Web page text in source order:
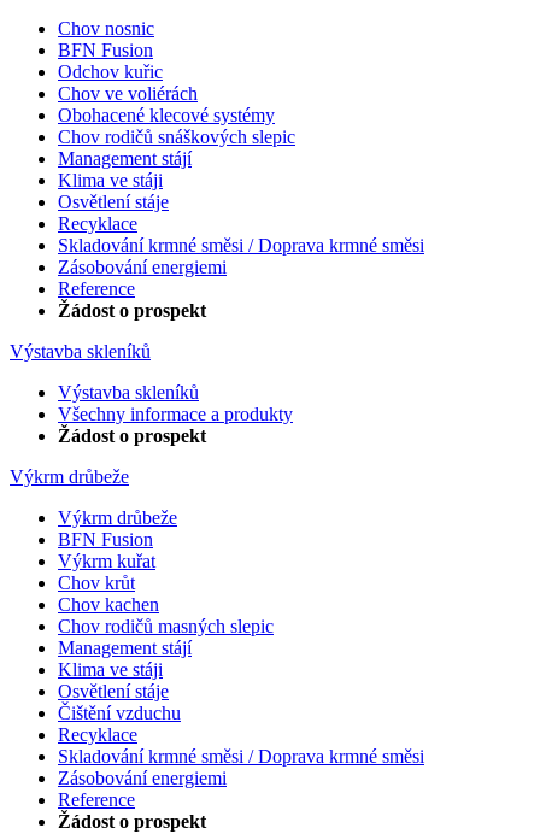
Chov nosnic
BFN Fusion
Odchov kuřic
Chov ve voliérách
Obohacené klecové systémy
Chov rodičů snáškových slepic
Management stájí
Klima ve stáji
Osvětlení stáje
Recyklace
Skladování krmné směsi / Doprava krmné směsi
Zásobování energiemi
Reference
Žádost o prospekt
Výstavba skleníků
Výstavba skleníků
Všechny informace a produkty
Žádost o prospekt
Výkrm drůbeže
Výkrm drůbeže
BFN Fusion
Výkrm kuřat
Chov krůt
Chov kachen
Chov rodičů masných slepic
Management stájí
Klima ve stáji
Osvětlení stáje
Čištění vzduchu
Recyklace
Skladování krmné směsi / Doprava krmné směsi
Zásobování energiemi
Reference
Žádost o prospekt